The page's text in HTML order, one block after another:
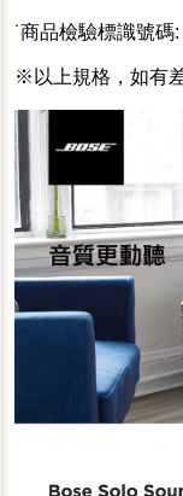
˙商品檢驗標識號碼
※以上規格，如有